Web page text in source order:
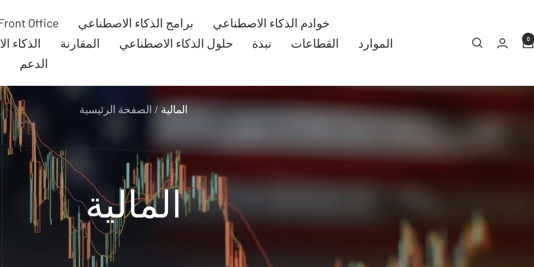
Office برامج الذكاء الاصطناعي
خوادم الذكاء الاصطناعي
الذكاء
المقارنة حلول الذكاء الاصطناعي نبذة القطاعات
الموارد
الدعم
0
الصفحة الرئيسية المالية
المالية